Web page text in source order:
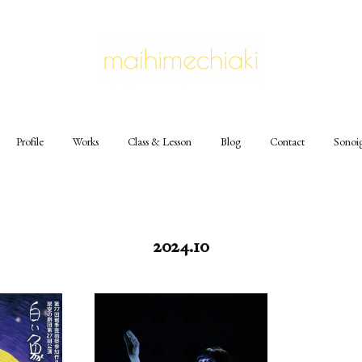
Profile Works Class & Lesson Blog Contact
2024.10